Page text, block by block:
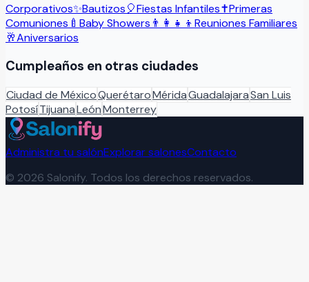
Corporativos✨Bautizos🎈Fiestas Infantiles✝️Primeras
Comuniones 🍼 Baby Showers 👨‍👩‍👧‍👦 Reuniones Familiares
🥂Aniversarios
Cumpleaños en otras ciudades
Ciudad de MéxicoQuerétaroMéridaGuadalajaraSan Luis
PotosíTijuanaLeónMonterrey
Administra tu salónExplorar salonesContacto
© 2026 Salonify. Todos los derechos reservados.